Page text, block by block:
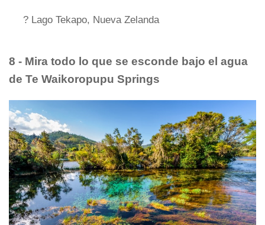
? Lago Tekapo, Nueva Zelanda
8 - Mira todo lo que se esconde bajo el agua
de Te Waikoropupu Springs